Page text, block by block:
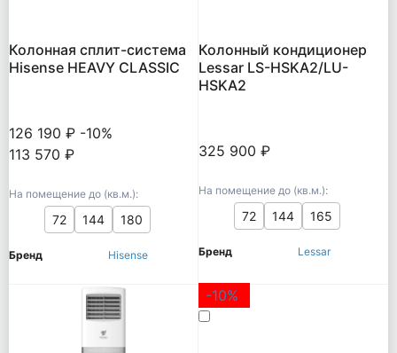
Колонная сплит-система
Hisense HEAVY CLASSIC
126 190 ₽ -10%
113 570 ₽
На помещение до (кв.м.):
72 144 180
Бренд Hisense
Колонный кондиционер
Lessar LS-HSKA2/LU-
HSKA2
325 900 ₽
На помещение до (кв.м.):
72 144 165
Бренд Lessar
-10%